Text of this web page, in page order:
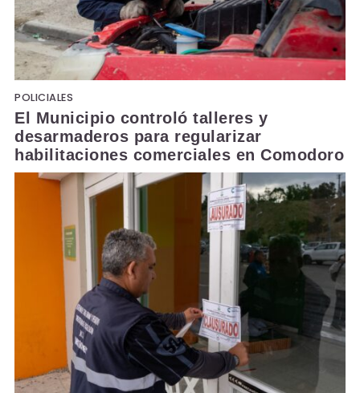
POLICIALES
El Municipio controló talleres y
desarmaderos para regularizar
habilitaciones comerciales en Comodoro